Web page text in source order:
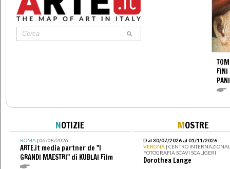
FINI
NOTIZIE
ROMA| 06/08/2026
ARTE.it media partner de "I
GRANDI MAESTRI" di KUBLAI Film
MOSTRE
Dal 30/07/2026 al 01/11/2026
VERONA | CENTRO
FOTOGRAFIA SCAVI SCALIGERI
Dorothea Lange